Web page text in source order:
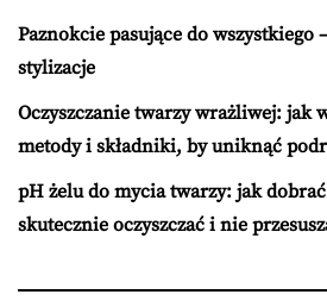
Paznokcie pasujące do wszystkiego
stylizacje
Oczyszczanie twarzy wrażliwej: jak
metody i składniki, by uniknąć
pH żelu do mycia twarzy: jak
skutecznie oczyszczać i nie